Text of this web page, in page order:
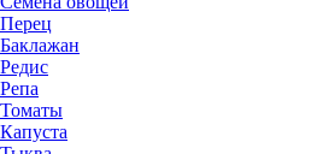
Перец
Баклажан
Редис
Репа
Томаты
Капуста